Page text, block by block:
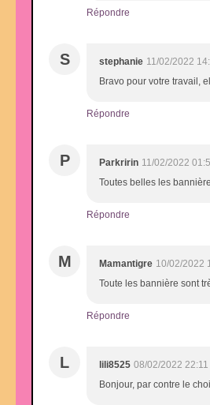
Répondre
S stephanie 11/02/2022
Bravo pour votre travail,
Répondre
P Parkririn 11/02/2022
Toutes belles les
Répondre
M Mamantigre 10/02/2022
Toute les bannière sont
Répondre
L lili8525 08/02/2022 22:11
Bonjour, par contre le